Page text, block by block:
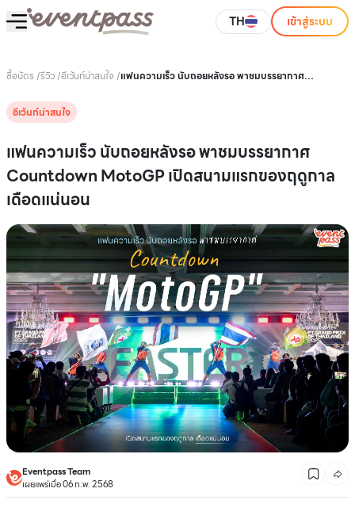
TH เข้าสู่ระบบ
ซื้อบัตร /รีวิว/อีเว้นท์น่าสนใจ /แฟนความเร็ว นับถอยหลังรอ พาชมบรรยากาศ
อีเว้นท์น่าสนใจ
แฟนความเร็ว นับถอยหลังรอ พาชมบรรยากาศ
Countdown MotoGP เปิดสนามแรกของฤดูกาล
เดือดแน่นอน
Eventpass Team
เผยแพร่เมื่อ 06 ก.พ. 2568